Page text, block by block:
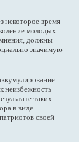
некоторое время
молодых
должны
значимую
неизбежность
таких
в виде
своей